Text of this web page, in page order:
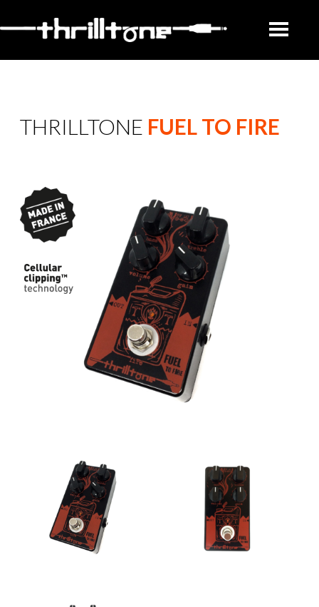
THRILLTONE FUEL TO FIRE